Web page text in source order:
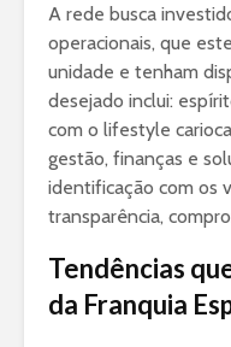
A rede busca
operacionais, que
unidade e tenham
desejado inclui:
com o lifestyle
gestão, finanças e
identificação com os
transparência,
Tendências
da Franquia